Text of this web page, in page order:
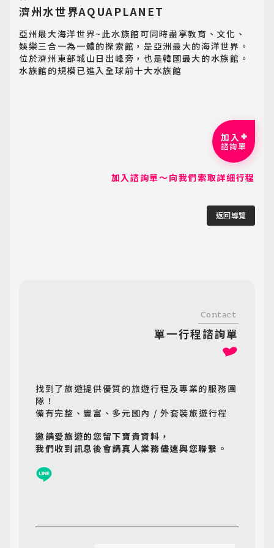
客製旅遊
Customized Tour
濟州水世界AQUAPLANET
亞州最大海洋世界~此水族館可同時盡享教育、文化、
娛樂三合一為一體的探索館，是亞洲最大的海洋世界。
位於濟州東部城山日出峰旁，也是韓國最大的水族館。
水族館的規模已進入全球前十大水族館
返回導覽
加入諮詢單～向我們索取詳細行程
加入
諮詢單
找到了旅遊提供優質的旅遊行程及專業的服務團
隊！
備有完整、豐富、多元國內 / 外套裝旅遊行程
邀請愛旅遊的您留下寶貴資料，
我們收到訊息後會請真人業務儘速與您聯繫。
Contact
單一行程諮詢單